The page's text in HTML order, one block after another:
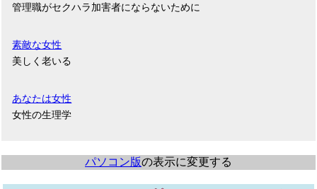
管理職がセクハラ加害者にならないために
素敵な女性
美しく老いる
あなたは女性
女性の生理学
パソコン版の表示に変更する